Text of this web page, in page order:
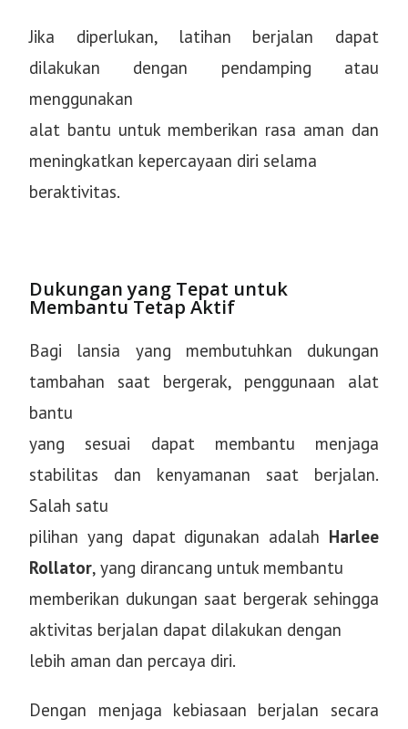
Jika diperlukan, latihan berjalan dapat
dilakukan dengan pendamping atau
menggunakan
alat bantu untuk memberikan rasa aman dan
meningkatkan kepercayaan diri selama
beraktivitas.
Dukungan yang Tepat untuk
Membantu Tetap Aktif
Bagi lansia yang membutuhkan dukungan
tambahan saat bergerak, penggunaan alat
bantu
yang sesuai dapat membantu menjaga
stabilitas dan kenyamanan saat berjalan.
Salah satu
pilihan yang dapat digunakan adalah Harlee
Rollator, yang dirancang untuk membantu
memberikan dukungan saat bergerak sehingga
aktivitas berjalan dapat dilakukan dengan
lebih aman dan percaya diri.
Dengan menjaga kebiasaan berjalan secara